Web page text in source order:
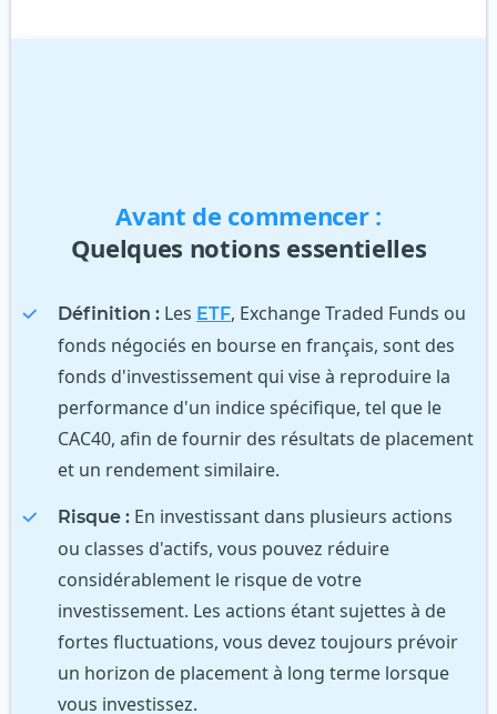
Avant de commencer :
Quelques notions essentielles
Définition : Les ETF, Exchange Traded Funds ou
fonds négociés en bourse en français, sont des
fonds d'investissement qui vise à reproduire la
performance d'un indice spécifique, tel que le
CAC40, afin de fournir des résultats de placement
et un rendement similaire.
Risque : En investissant dans plusieurs actions
ou classes d'actifs, vous pouvez réduire
considérablement le risque de votre
investissement. Les actions étant sujettes à de
fortes fluctuations, vous devez toujours prévoir
un horizon de placement à long terme lorsque
vous investissez.